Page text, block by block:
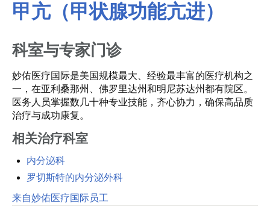
甲亢（甲状腺功能亢进）
科室与专家门诊
妙佑医疗国际是美国规模最大、经验最丰富的医疗机构之
一，在亚利桑那州、佛罗里达州和明尼苏达州都有院区。
医务人员掌握数几十种专业技能，齐心协力，确保高品质
治疗与成功康复。
相关治疗科室
内分泌科
罗切斯特的内分泌外科
来自妙佑医疗国际员工